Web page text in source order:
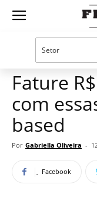
Guia
Oportunidades e tendências
Fature
com
based
Por Gabriella Oliveira -
Facebook